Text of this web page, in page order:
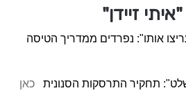
זיידן"
אותו": נפרדים ממדריך הטיסה
תחקיר התרסקות הסנונית
כאן